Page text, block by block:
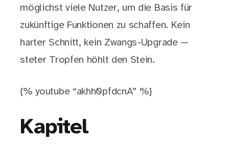
möglichst viele Nutzer, um die Basis für
zukünftige Funktionen zu schaffen. Kein
harter Schnitt, kein Zwangs-Upgrade —
steter Tropfen höhlt den Stein.
{% youtube “akhh0pfdcnA” %}
Kapitel